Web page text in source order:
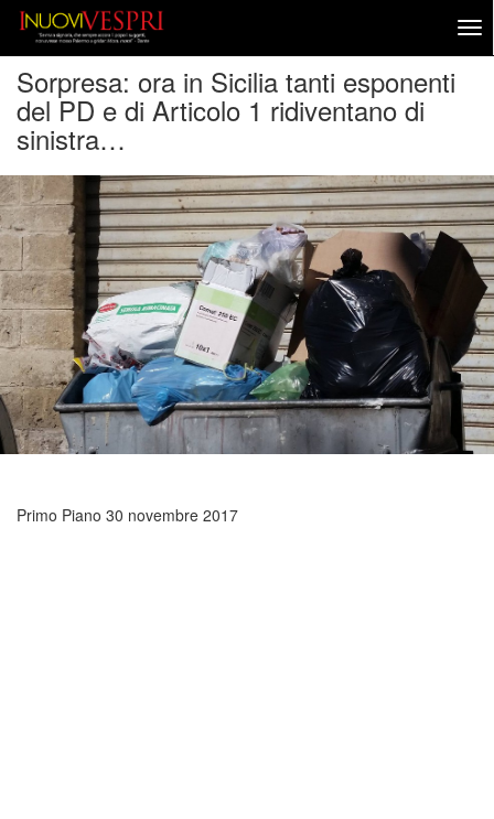
Sorpresa: ora in Sicilia tanti esponenti
del PD e di Articolo 1 ridiventano di
sinistra…
Primo Piano 30 novembre 2017